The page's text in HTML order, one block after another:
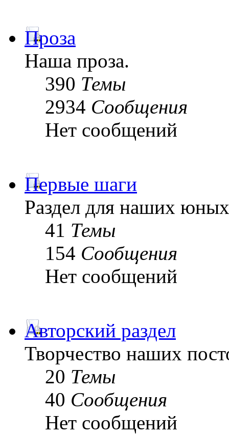
Проза
Наша проза.
390 Темы
2934 Сообщения
Нет сообщений
Первые шаги
Раздел для наших
41 Темы
154 Сообщения
Нет сообщений
Авторский раздел
Творчество наших
20 Темы
40 Сообщения
Нет сообщений